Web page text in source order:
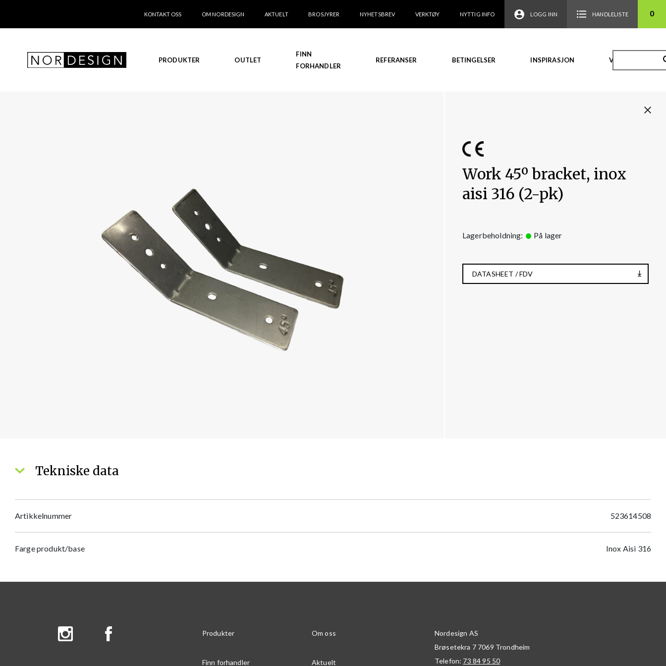
KONTAKT OSS OM NORDESIGN AKTUELT BROSJYRER NYHETSBREV VERKTØY NYTTIG INFO LOGG INN HANDLELISTE 0
PRODUKTER OUTLET
FINN
FORHANDLER
REFERANSER BETINGELSER INSPIRASJON VIDEO
Work 45º bracket, inox
aisi 316 (2-pk)
Lagerbeholdning: På lager
DATASHEET / FDV
Tekniske data
Artikkelnummer 523614508
Farge produkt/base Inox Aisi 316
Produkter Om oss
Finn forhandler Aktuelt
Nordesign AS
Brøsetekra 7 7069 Trondheim
Telefon: 73 84 95 50